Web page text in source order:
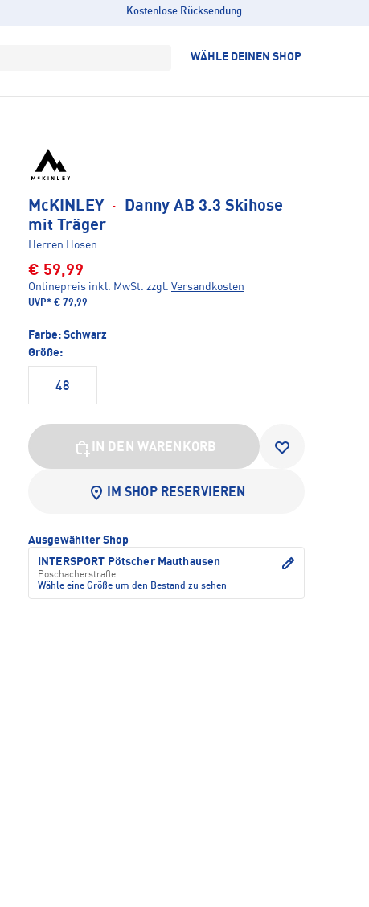
Kostenlose Rücksendung
WÄHLE DEINEN SHOP
McKINLEY · Danny AB 3.3 Skihose
mit Träger
Herren Hosen
€ 59,99
Onlinepreis inkl. MwSt. zzgl. Versandkosten
UVP* € 79,99
Farbe: Schwarz
Größe:
48
IN DEN WARENKORB
IM SHOP RESERVIEREN
Ausgewählter Shop
INTERSPORT Pötscher Mauthausen
Poschacherstraße
Wähle eine Größe um den Bestand zu sehen